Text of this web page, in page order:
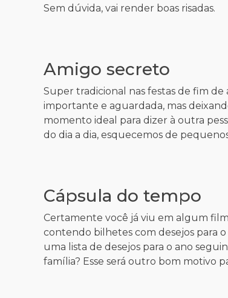
Sem dúvida, vai render boas risadas.
Amigo secreto
Super tradicional nas festas de fim
importante e aguardada, mas
momento ideal para dizer à outra
do dia a dia, esquecemos de
Cápsula do tempo
Certamente você já viu em algum
contendo bilhetes com desejos para
uma lista de desejos para o ano
família? Esse será outro bom motivo